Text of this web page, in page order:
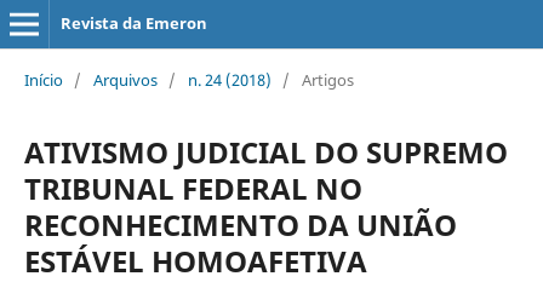
Revista da Emeron
Início / Arquivos / n. 24 (2018) / Artigos
ATIVISMO JUDICIAL DO SUPREMO
TRIBUNAL FEDERAL NO
RECONHECIMENTO DA UNIÃO
ESTÁVEL HOMOAFETIVA